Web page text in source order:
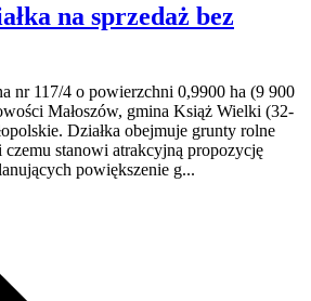
na sprzedaż bez
nr 117/4 o powierzchni 0,9900 ha (9 900
Małoszów, gmina Książ Wielki (32-
Działka obejmuje grunty rolne
stanowi atrakcyjną propozycję
powiększenie g...